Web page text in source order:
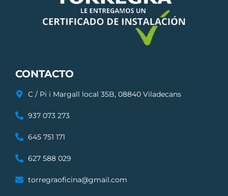
CONTACTO
C / Pi i Margall local 35B, 08840 Viladecans
937 073 273
645 751 171
627 588 029
torregraoficina@gmail.com